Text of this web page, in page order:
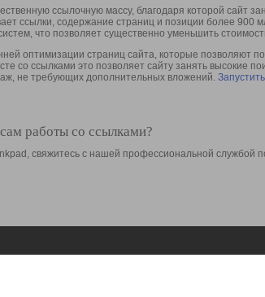
ссылочную массу, благодаря которой сайт
ссылки, содержание страниц и позиции более
что позволяет существенно уменьшить
оптимизации страниц сайта, которые позволяют
со ссылками это позволяет сайту занять высокие
не требующих дополнительных вложений.
работы со ссылками?
свяжитесь с нашей профессиональной